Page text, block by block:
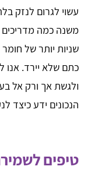
עשוי לגרום לנזק
משנה כמה
שניות יותר של
כתם שלא יירד. אנו
ולגשת אך ורק אל
הנכונים ידע כיצד
טיפים